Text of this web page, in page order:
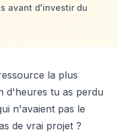
avant d'investir du
la plus
d'heures tu as perdu
n'avaient pas le
de vrai projet ?